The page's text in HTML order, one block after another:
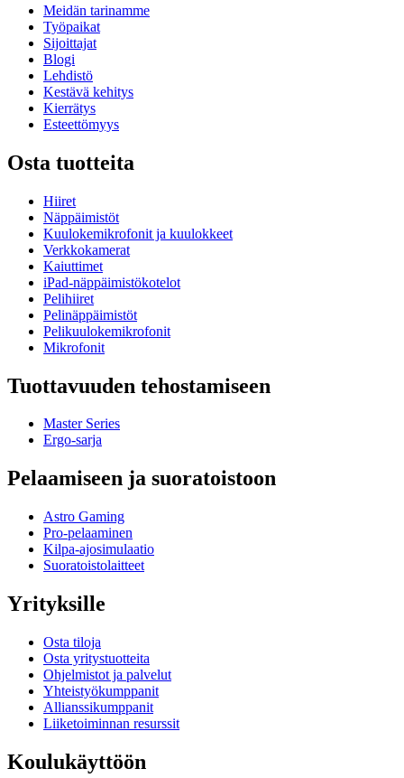
Meidän tarinamme
Työpaikat
Sijoittajat
Blogi
Lehdistö
Kestävä kehitys
Kierrätys
Esteettömyys
Osta tuotteita
Hiiret
Näppäimistöt
Kuulokemikrofonit ja kuulokkeet
Verkkokamerat
Kaiuttimet
iPad-näppäimistökotelot
Pelihiiret
Pelinäppäimistöt
Pelikuulokemikrofonit
Mikrofonit
Tuottavuuden tehostamiseen
Master Series
Ergo-sarja
Pelaamiseen ja suoratoistoon
Astro Gaming
Pro-pelaaminen
Kilpa-ajosimulaatio
Suoratoistolaitteet
Yrityksille
Osta tiloja
Osta yritystuotteita
Ohjelmistot ja palvelut
Yhteistyökumppanit
Allianssikumppanit
Liiketoiminnan resurssit
Koulukäyttöön